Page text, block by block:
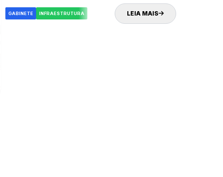
próxima quinta-feira (02)
GABINETE INFRAESTRUTURA LEIA MAIS